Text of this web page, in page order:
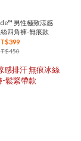
男性極致涼感
四角褲-無痕款